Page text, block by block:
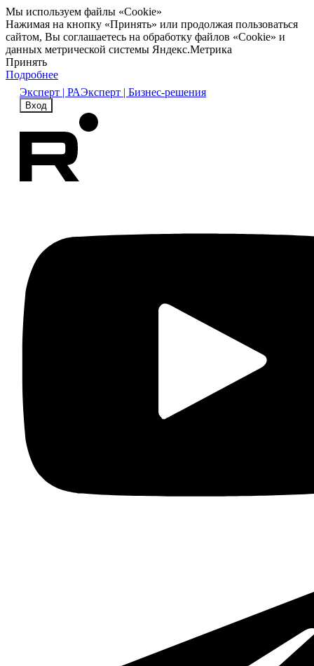
Мы используем файлы «Cookie»
Нажимая на кнопку «Принять» или продолжая пользоваться
сайтом, Вы соглашаетесь на обработку файлов «Cookie» и
данных метрической системы Яндекс.Метрика
Принять
Подробнее
Эксперт | РАЭксперт | Бизнес-решения
Вход